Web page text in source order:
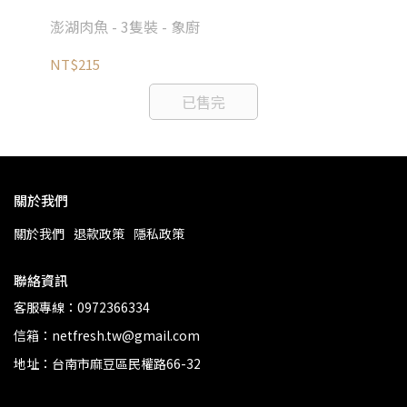
澎湖肉魚 - 3隻裝 - 象廚
NT$215
已售完
關於我們
關於我們 退款政策 隱私政策
聯絡資訊
客服專線：0972366334
信箱：netfresh.tw@gmail.com
地址：台南市麻豆區民權路66-32